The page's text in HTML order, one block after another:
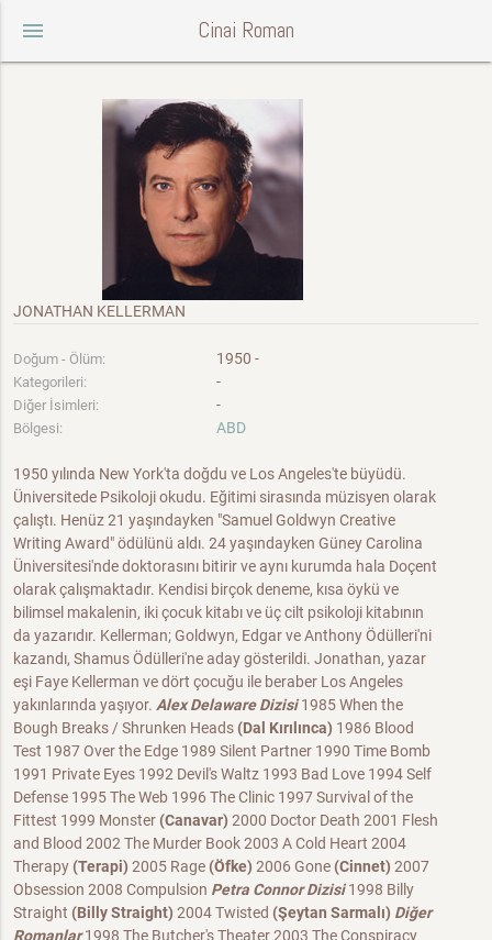
menu Cinai Roman
JONATHAN KELLERMAN
Doğum - Ölüm: 1950 -
Kategorileri: -
Diğer İsimleri: -
Bölgesi: ABD
1950 yılında New York'ta doğdu ve Los Angeles'te büyüdü.
Üniversitede Psikoloji okudu. Eğitimi sirasında müzisyen olarak
çalıştı. Henüz 21 yaşındayken "Samuel Goldwyn Creative
Writing Award" ödülünü aldı. 24 yaşındayken Güney Carolina
Üniversitesi'nde doktorasını bitirir ve aynı kurumda hala Doçent
olarak çalışmaktadır. Kendisi birçok deneme, kısa öykü ve
bilimsel makalenin, iki çocuk kitabı ve üç cilt psikoloji kitabının
da yazarıdır. Kellerman; Goldwyn, Edgar ve Anthony Ödülleri'ni
kazandı, Shamus Ödülleri'ne aday gösterildi. Jonathan, yazar
eşi Faye Kellerman ve dört çocuğu ile beraber Los Angeles
yakınlarında yaşıyor. Alex Delaware Dizisi1985 When the
Bough Breaks / Shrunken Heads (Dal Kırılınca) 1986 Blood
Test 1987 Over the Edge 1989 Silent Partner 1990 Time Bomb
1991 Private Eyes 1992 Devil's Waltz 1993 Bad Love 1994 Self
Defense 1995 The Web 1996 The Clinic 1997 Survival of the
Fittest 1999 Monster (Canavar) 2000 Doctor Death 2001 Flesh
and Blood 2002 The Murder Book 2003 A Cold Heart 2004
Therapy (Terapi) 2005 Rage (Öfke) 2006 Gone (Cinnet) 2007
Obsession 2008 Compulsion Petra Connor Dizisi1998 Billy
Straight (Billy Straight) 2004 Twisted (Şeytan Sarmalı) Diğer
Romanlar1998 The Butcher's Theater 2003 The Conspiracy